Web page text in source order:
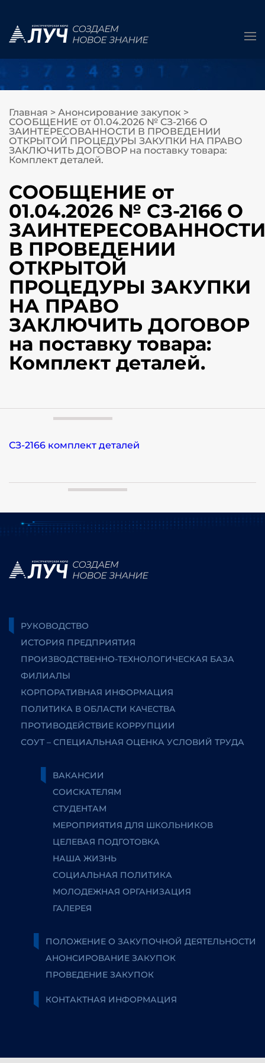
Главная > Анонсирование закупок >
СООБЩЕНИЕ от 01.04.2026 № СЗ-2166 О
ЗАИНТЕРЕСОВАННОСТИ В ПРОВЕДЕНИИ
ОТКРЫТОЙ ПРОЦЕДУРЫ ЗАКУПКИ НА ПРАВО
ЗАКЛЮЧИТЬ ДОГОВОР на поставку товара:
Комплект деталей.
СООБЩЕНИЕ от
01.04.2026 № СЗ-2166 О
ЗАИНТЕРЕСОВАННОСТИ
В ПРОВЕДЕНИИ
ОТКРЫТОЙ
ПРОЦЕДУРЫ ЗАКУПКИ
НА ПРАВО
ЗАКЛЮЧИТЬ ДОГОВОР
на поставку товара:
Комплект деталей.
СЗ-2166 комплект деталей
РУКОВОДСТВО
ИСТОРИЯ ПРЕДПРИЯТИЯ
ПРОИЗВОДСТВЕННО-ТЕХНОЛОГИЧЕСКАЯ БАЗА
ФИЛИАЛЫ
КОРПОРАТИВНАЯ ИНФОРМАЦИЯ
ПОЛИТИКА В ОБЛАСТИ КАЧЕСТВА
ПРОТИВОДЕЙСТВИЕ КОРРУПЦИИ
СОУТ – СПЕЦИАЛЬНАЯ ОЦЕНКА УСЛОВИЙ ТРУДА
ВАКАНСИИ
СОИСКАТЕЛЯМ
СТУДЕНТАМ
МЕРОПРИЯТИЯ ДЛЯ ШКОЛЬНИКОВ
ЦЕЛЕВАЯ ПОДГОТОВКА
НАША ЖИЗНЬ
СОЦИАЛЬНАЯ ПОЛИТИКА
МОЛОДЕЖНАЯ ОРГАНИЗАЦИЯ
ГАЛЕРЕЯ
ПОЛОЖЕНИЕ О ЗАКУПОЧНОЙ ДЕЯТЕЛЬНОСТИ
АНОНСИРОВАНИЕ ЗАКУПОК
ПРОВЕДЕНИЕ ЗАКУПОК
КОНТАКТНАЯ ИНФОРМАЦИЯ